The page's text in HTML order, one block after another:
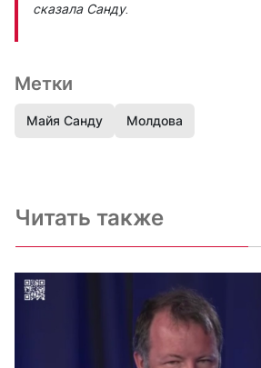
сказала Санду.
Метки
Майя Санду Молдова
Читать также